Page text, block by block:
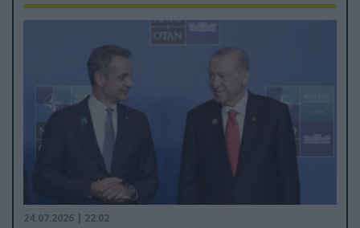
24.07.2026 | 22:02